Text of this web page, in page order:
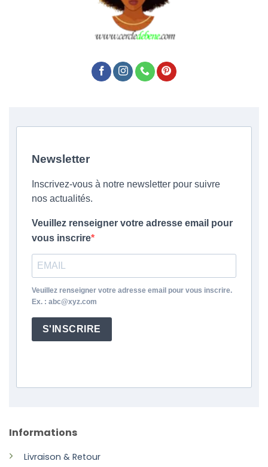
Informations
Livraison & Retour
Newsletter
Inscrivez-vous à notre newsletter pour suivre
nos actualités.
Veuillez renseigner votre adresse email pour
vous inscrire
Veuillez renseigner votre adresse email pour vous inscrire.
Ex. : abc@xyz.com
S'INSCRIRE